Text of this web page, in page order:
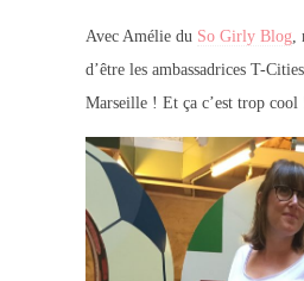
Avec Amélie du So Girly Blog,
d’être les ambassadrices T-
Marseille ! Et ça c’est trop cool